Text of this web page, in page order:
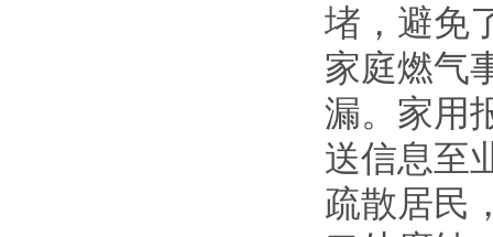
堵，避免
家庭燃气
漏。家用
送信息至
疏散居民